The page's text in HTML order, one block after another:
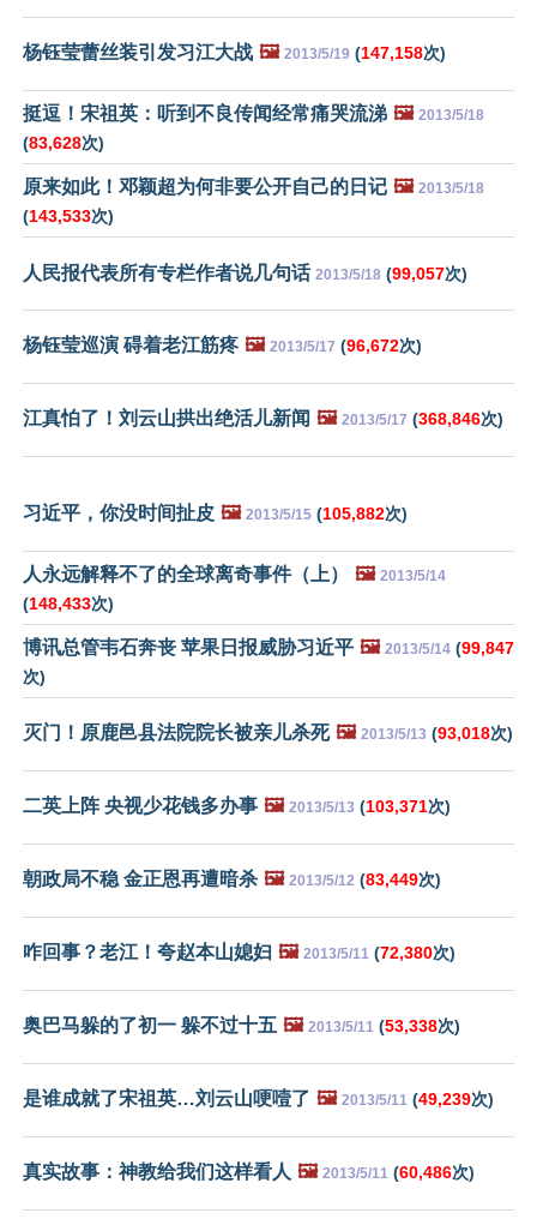
杨钰莹蕾丝装引发习江大战 🖼️ 2013/5/19 (147,158次)
挺逗！宋祖英：听到不良传闻经常痛哭流涕 🖼️ 2013/5/18
(83,628次)
原来如此！邓颖超为何非要公开自己的日记 🖼️ 2013/5/18
(143,533次)
人民报代表所有专栏作者说几句话 2013/5/18 (99,057次)
杨钰莹巡演 碍着老江筋疼 🖼️ 2013/5/17 (96,672次)
江真怕了！刘云山拱出绝活儿新闻 🖼️ 2013/5/17 (368,846次)
习近平，你没时间扯皮 🖼️ 2013/5/15 (105,882次)
人永远解释不了的全球离奇事件（上） 🖼️ 2013/5/14
(148,433次)
博讯总管韦石奔丧 苹果日报威胁习近平 🖼️ 2013/5/14 (99,847
次)
灭门！原鹿邑县法院院长被亲儿杀死 🖼️ 2013/5/13 (93,018次)
二英上阵 央视少花钱多办事 🖼️ 2013/5/13 (103,371次)
朝政局不稳 金正恩再遭暗杀 🖼️ 2013/5/12 (83,449次)
咋回事？老江！夸赵本山媳妇 🖼️ 2013/5/11 (72,380次)
奥巴马躲的了初一 躲不过十五 🖼️ 2013/5/11 (53,338次)
是谁成就了宋祖英…刘云山哽噎了 🖼️ 2013/5/11 (49,239次)
真实故事：神教给我们这样看人 🖼️ 2013/5/11 (60,486次)